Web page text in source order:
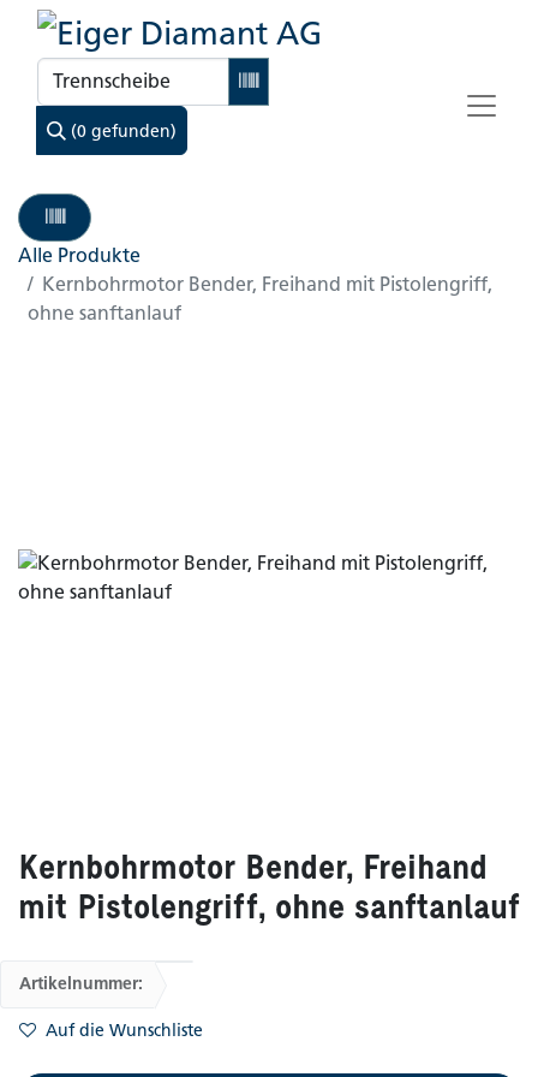
(0 gefunden)
Alle Produkte
Kernbohrmotor Bender, Freihand mit Pistolengriff,
ohne sanftanlauf
Kernbohrmotor Bender, Freihand
mit Pistolengriff, ohne sanftanlauf
Artikelnummer:
Auf die Wunschliste